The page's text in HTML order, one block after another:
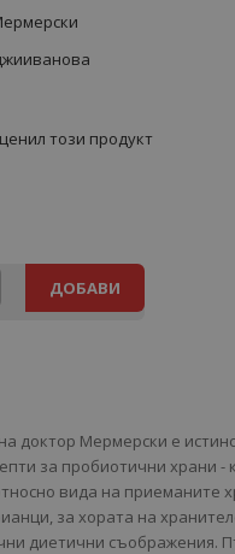
този продукт
ДОБАВИ
доктор Мермерски е
за пробиотични храни -
вида на приеманите
за хората на
диетични съображения.